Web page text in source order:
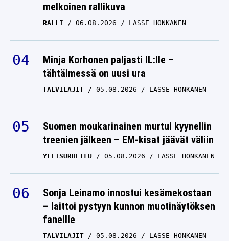
melkoinen rallikuva
RALLI 06.08.2026 LASSE HONKANEN
Minja Korhonen paljasti IL:lle –
tähtäimessä on uusi ura
TALVILAJIT 05.08.2026 LASSE HONKANEN
Suomen moukarinainen murtui kyyneliin
treenien jälkeen – EM-kisat jäävät väliin
YLEISURHEILU 05.08.2026 LASSE HONKANEN
Sonja Leinamo innostui kesämekostaan
– laittoi pystyyn kunnon muotinäytöksen
faneille
TALVILAJIT 05.08.2026 LASSE HONKANEN